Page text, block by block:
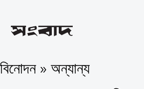
বিনোদন » অন্যান্য